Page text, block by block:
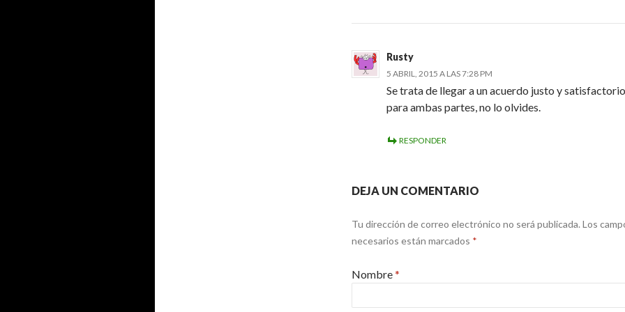
Rusty
5 ABRIL, 2015 A LAS 7:28 PM
Se trata de llegar a un acuerdo justo y satisfactorio
para ambas partes, no lo olvides.
RESPONDER
DEJA UN COMENTARIO
Tu dirección de correo electrónico no será publicada. Los
necesarios están marcados *
Nombre*